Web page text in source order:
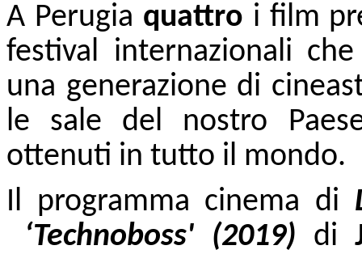
A Perugia quattro i film
festival internazionali
una generazione di
le sale del nostro
ottenuti in tutto il mondo.
Il programma cinema di
‘Technoboss' (2019) di